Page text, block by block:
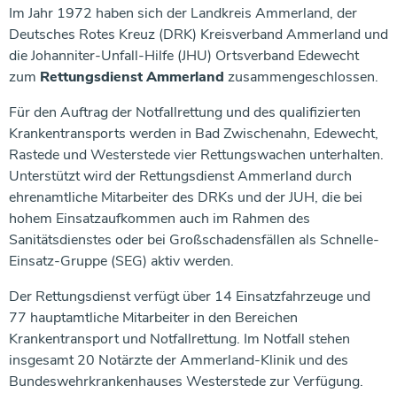
Im Jahr 1972 haben sich der Landkreis Ammerland, der
Deutsches Rotes Kreuz (DRK) Kreisverband Ammerland und
die Johanniter-Unfall-Hilfe (JHU) Ortsverband Edewecht
zum Rettungsdienst Ammerland zusammengeschlossen.
Für den Auftrag der Notfallrettung und des qualifizierten
Krankentransports werden in Bad Zwischenahn, Edewecht,
Rastede und Westerstede vier Rettungswachen unterhalten.
Unterstützt wird der Rettungsdienst Ammerland durch
ehrenamtliche Mitarbeiter des DRKs und der JUH, die bei
hohem Einsatzaufkommen auch im Rahmen des
Sanitätsdienstes oder bei Großschadensfällen als Schnelle-
Einsatz-Gruppe (SEG) aktiv werden.
Der Rettungsdienst verfügt über 14 Einsatzfahrzeuge und
77 hauptamtliche Mitarbeiter in den Bereichen
Krankentransport und Notfallrettung. Im Notfall stehen
insgesamt 20 Notärzte der Ammerland-Klinik und des
Bundeswehrkrankenhauses Westerstede zur Verfügung.